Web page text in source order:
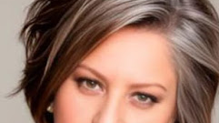
Güneş Batmayan